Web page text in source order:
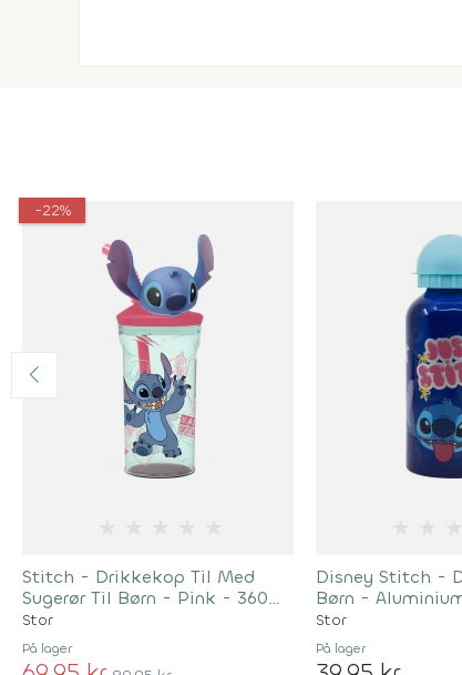
-22%
Stitch - Drikkekop Til Med
Sugerør Til Børn - Pink - 360
ML
Stor
På lager
Disney Stitch -
Børn -
Blå
Stor
På lager